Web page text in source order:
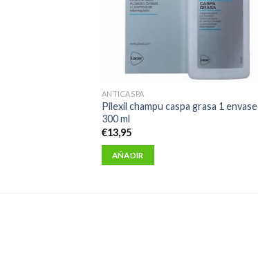
ANTICASPA
Pilexil champu caspa grasa 1 envase
300 ml
€13,95
AÑADIR